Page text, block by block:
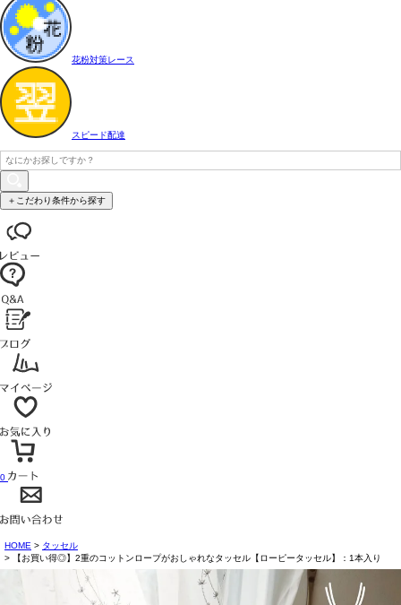
花粉対策レース
スピード配達
＋こだわり条件から探す
0
HOME
タッセル
【お買い得◎】2重のコットンロープがおしゃれなタッセル【ローピータッセル】：1本入り